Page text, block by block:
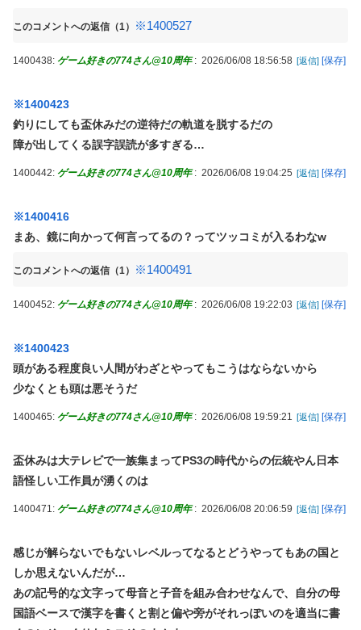
このコメントへの返信（1） ※1400527
1400438: ゲーム好きの774さん@10周年 : 2026/06/08 18:56:58 [返信] [保存]
※1400423
釣りにしても盃休みだの逆待だの軌道を脱するだの
障が出してくる誤字誤読が多すぎる…
1400442: ゲーム好きの774さん@10周年 : 2026/06/08 19:04:25 [返信] [保存]
※1400416
まあ、鏡に向かって何言ってるの？ってツッコミが入るわなw
このコメントへの返信（1） ※1400491
1400452: ゲーム好きの774さん@10周年 : 2026/06/08 19:22:03 [返信] [保存]
※1400423
頭がある程度良い人間がわざとやってもこうはならないから
少なくとも頭は悪そうだ
1400465: ゲーム好きの774さん@10周年 : 2026/06/08 19:59:21 [返信] [保存]
盃休みは大テレビで一族集まってPS3の時代からの伝統やん日本
語怪しい工作員が湧くのは
1400471: ゲーム好きの774さん@10周年 : 2026/06/08 20:06:59 [返信] [保存]
感じが解らないでもないレベルってなるとどうやってもあの国と
しか思えないんだが…
あの記号的な文字って母音と子音を組み合わせなんで、自分の母
国語ベースで漢字を書くと割と偏や旁がそれっぽいのを適当に書